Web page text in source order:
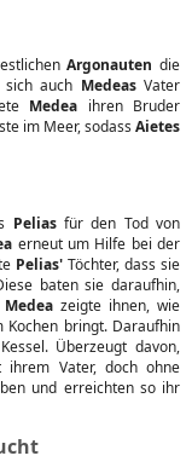
Argonauten die
auch MedeasVater
Medea ihren Bruder
im Meer, sodass Aietes
Peliasfür den Tod von
erneut um Hilfe bei der
Pelias'Töchter, dass sie
baten sie daraufhin,
Medea zeigte ihnen, wie
Kochen bringt. Daraufhin
Überzeugt davon,
ihrem Vater, doch ohne
und erreichten so ihr